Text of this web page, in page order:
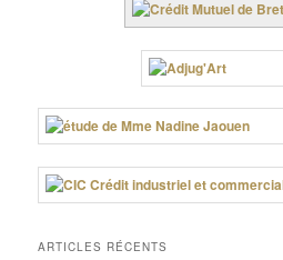
ARTICLES RÉCENTS